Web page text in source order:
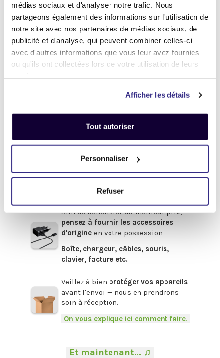
médias sociaux et d'analyser notre trafic. Nous
partageons également des informations sur l'utilisation de
notre site avec nos partenaires de médias sociaux, de
publicité et d'analyse, qui peuvent combiner celles-ci
avec d'autres informations que vous leur avez fournies
ou qu'ils ont collectées lors de votre utilisation de leurs
Afficher les détails
Tout autoriser
Personnaliser
Refuser
Et maintenant... ♫
Définir l'état de votre produit
Avant de procéder à votre envoi :-
Désactivezvotre compte
(Android)
Enleveztous les mots de passe
(valable pour tous les appareils).
Pour obtenir de l'aide,
Afin de bénéficier du meilleur prix,
pensez à fournir les accessoires
d'origine en votre possession :
Boîte, chargeur, câbles, souris,
clavier, facture etc.
Veillez à bien protéger vos appareils
avant l'envoi — nous en prendrons
soin à réception.
On vous explique ici comment faire.
Et maintenant... ♫